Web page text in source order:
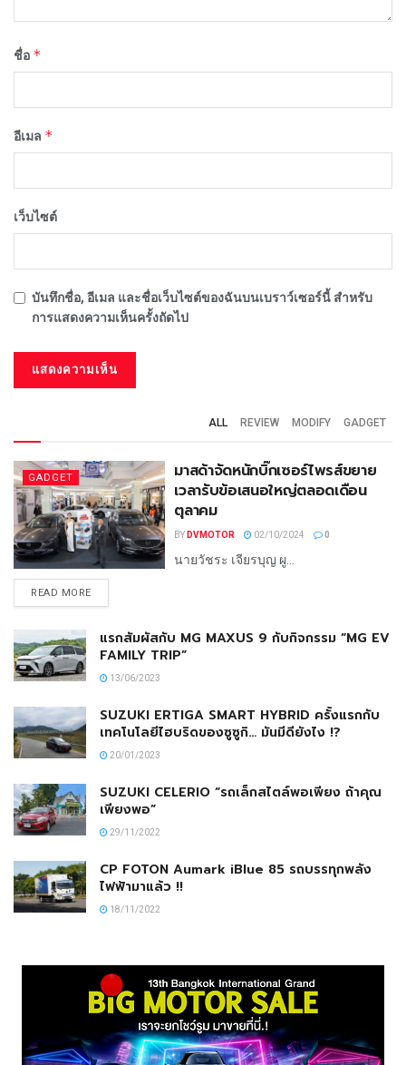
ชื่อ *
อีเมล *
เว็บไซต์
บันทึกชื่อ, อีเมล และชื่อเว็บไซต์ของฉันบนเบราว์เซอร์นี้ สำหรับ
การแสดงความเห็นครั้งถัดไป
ALL REVIEW MODIFY GADGET
GADGET
มาสด้าจัดหนักบิ๊กเซอร์ไพรส์ขยาย
เวลารับข้อเสนอใหญ่ตลอดเดือน
ตุลาคม
BY DVMOTOR 02/10/2024 0
นายวัชระ เจียรบุญ ผู...
READ MORE
แรกสัมผัสกับ MG MAXUS 9 กับกิจกรรม “MG EV
FAMILY TRIP”
13/06/2023
SUZUKI ERTIGA SMART HYBRID ครั้งแรกกับ
เทคโนโลยีไฮบริดของซูซูกิ… มันมีดียังไง !?
20/01/2023
SUZUKI CELERIO “รถเล็กสไตล์พอเพียง ถ้าคุณ
เพียงพอ”
29/11/2022
CP FOTON Aumark iBlue 85 รถบรรทุกพลัง
ไฟฟ้ามาแล้ว !!
18/11/2022